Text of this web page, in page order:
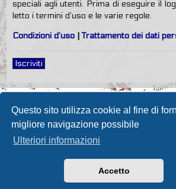
Questo sito utilizza cookie al fine di
migliore navigazione possibile
Ulteriori informazioni
Accetto
speciali agli utenti. Prima di eseguire il
letto i termini d’uso e le varie regole.
Condizioni d’uso |Trattamento dei dati
Iscriviti
Powered byphpBB® Forum Software ©
Passione Nutica 2017 style created
Traduzione Italiana